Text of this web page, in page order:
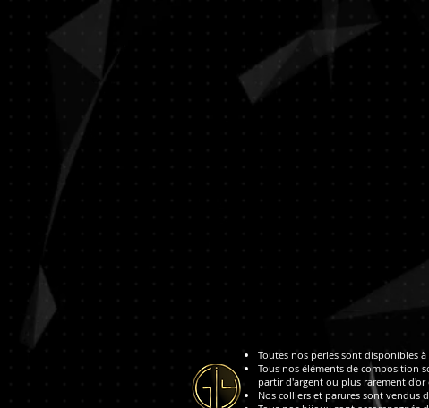
Toutes nos perles sont disponibles
Tous nos éléments de composition
partir d'argent ou plus rarement
Nos colliers et parures sont vendus